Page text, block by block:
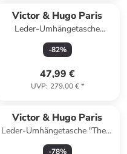
Victor & Hugo Paris
Leder-Umhängetasche
"Cerise" in Blau - (B)32 x
(H)28 x (T)14 cm
-82%
47,99 €
UVP: 279,00 €*
Victor & Hugo Paris
Leder-Umhängetasche "Thea"
in Schwarz - (B)19 x (H)17 x
-78%